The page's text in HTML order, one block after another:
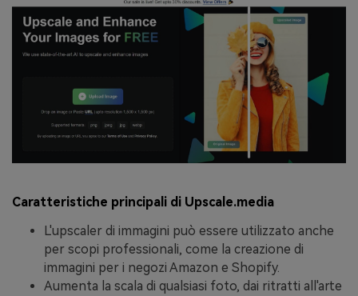
Caratteristiche principali di Upscale.media
L'upscaler di immagini può essere utilizzato anche
per scopi professionali, come la creazione di
immagini per i negozi Amazon e Shopify.
Aumenta la scala di qualsiasi foto, dai ritratti all'arte